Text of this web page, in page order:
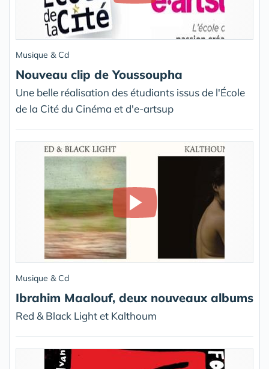
Musique & Cd
Nouveau clip de Youssoupha
Une belle réalisation des étudiants issus de l'École
de la Cité du Cinéma et d'e-artsup
Musique & Cd
Ibrahim Maalouf, deux nouveaux albums
Red & Black Light et Kalthoum